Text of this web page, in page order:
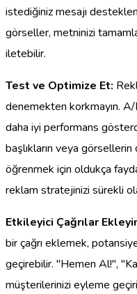
istediğiniz mesajı
görseller, metninizi
iletebilir.
Test ve Optimize Et:
denemekten korkmayın.
daha iyi performans
başlıkların veya görsellerin
öğrenmek için oldukça
reklam stratejinizi sürekli
Etkileyici Çağrılar
bir çağrı eklemek,
geçirebilir. "Hemen Al!",
müşterilerinizi eyleme